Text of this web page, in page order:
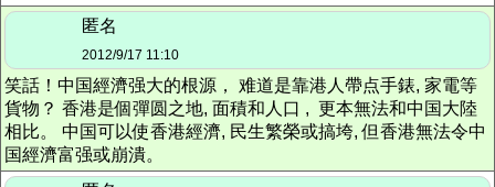
匿名
2012/9/17 11:10
笑話！中国經濟强大的根源， 难道是靠港人帶点手錶, 家電等
貨物？ 香港是個彈圆之地, 面積和人口 , 更本無法和中国大陸
相比。 中国可以使香港經濟, 民生繁榮或搞垮, 但香港無法令中
国經濟富强或崩潰。